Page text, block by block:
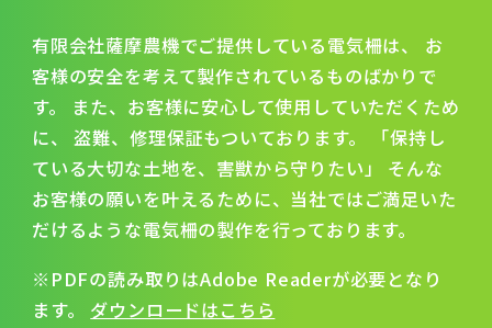
有限会社薩摩農機でご提供している電気柵は、
お
客様の安全を考えて製作されているものばかりで
す。
また、お客様に安心して使用していただくため
に、
盗難、修理保証もついております。
「保持し
ている大切な土地を、害獣から守りたい」
そんな
お客様の願いを叶えるために、当社ではご満足いた
だけるような電気柵の製作を行っております。
※PDFの読み取りはAdobe Readerが必要となり
ます。
ダウンロードはこちら